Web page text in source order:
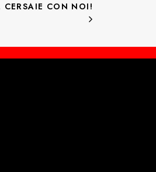
CERSAIE CON NOI!